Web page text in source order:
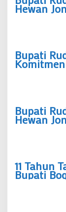
Hewan
Hewan
Bupati
sebagai
Bupati
Hewan
Jadi
11 Tahun
Bupati
Wajah